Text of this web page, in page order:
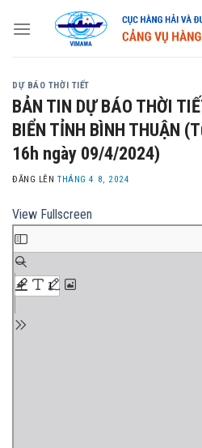
DỰ BÁO THỜI TIẾT
BẢN TIN DỰ BÁO THỜI
BIỂN TỈNH BÌNH THUẬN
16h ngày 09/4/2024)
ĐĂNG LÊNTHÁNG 4 8, 2024
View Fullscreen